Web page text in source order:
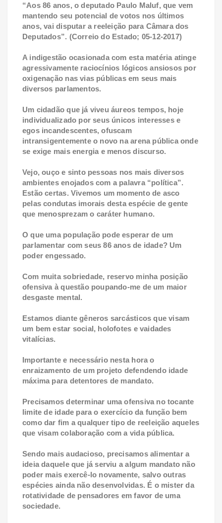
“Aos 86 anos, o deputado Paulo Maluf, que vem
mantendo seu potencial de votos nos últimos
anos, vai disputar a reeleição para Câmara dos
Deputados”. (Correio do Estado; 05-12-2017)
A indigestão ocasionada com esta matéria atinge
agressivamente raciocínios lógicos ansiosos por
oxigenação nas vias públicas em seus mais
diversos parlamentos.
Um cidadão que já viveu áureos tempos, hoje
individualizado por seus únicos interesses e
egos incandescentes, ofuscam
intransigentemente o novo na arena pública onde
se exige mais energia e menos discurso.
Vejo, ouço e sinto pessoas nos mais diversos
ambientes enojados com a palavra “política”.
Estão certas. Vivemos um momento de asco
pelas condutas imorais desta espécie de gente
que menosprezam o caráter humano.
O que uma população pode esperar de um
parlamentar com seus 86 anos de idade? Um
poder engessado.
Com muita sobriedade, reservo minha posição
ofensiva à questão poupando-me de um maior
desgaste mental.
Estamos diante gêneros sarcásticos que visam
um bem estar social, holofotes e vaidades
vitalícias.
Importante e necessário nesta hora o
enraizamento de um projeto defendendo idade
máxima para detentores de mandato.
Precisamos determinar uma ofensiva no tocante
limite de idade para o exercício da função bem
como dar fim a qualquer tipo de reeleição aqueles
que visam colaboração com a vida pública.
Sendo mais audacioso, precisamos alimentar a
ideia daquele que já serviu a algum mandato não
poder mais exercê-lo novamente, salvo outras
espécies ainda não desenvolvidas. É o mister da
rotatividade de pensadores em favor de uma
sociedade.